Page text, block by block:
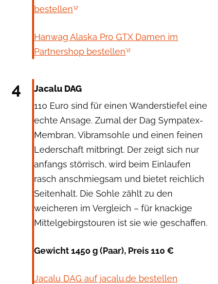
bestellen
Hanwag Alaska Pro GTX Damen im
Partnershop bestellen
4
Jacalu DAG
110 Euro sind für einen Wanderstiefel eine
echte Ansage. Zumal der Dag Sympatex-
Membran, Vibramsohle und einen feinen
Lederschaft mitbringt. Der zeigt sich nur
anfangs störrisch, wird beim Einlaufen
rasch anschmiegsam und bietet reichlich
Seitenhalt. Die Sohle zählt zu den
weicheren im Vergleich – für knackige
Mittelgebirgstouren ist sie wie geschaffen.
Gewicht 1450 g (Paar), Preis 110 €
Jacalu DAG auf jacalu.de bestellen